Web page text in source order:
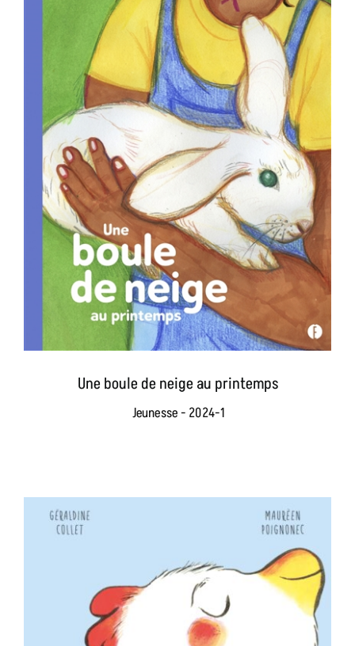
Une boule de neige au printemps
Jeunesse - 2024-1